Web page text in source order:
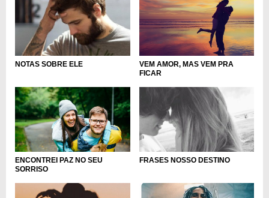
NOTAS SOBRE ELE
VEM AMOR, MAS VEM PRA
FICAR
ENCONTREI PAZ NO SEU
SORRISO
FRASES NOSSO DESTINO